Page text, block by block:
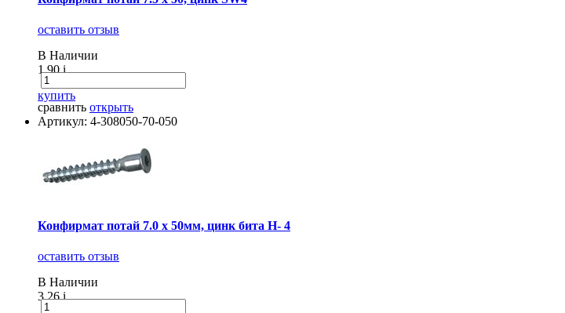
оставить отзыв
В Наличии
1.90i
купить
сравнить открыть
Артикул: 4-308050-70-050
Конфирмат потай 7.0 х 50мм, цинк бита Н- 4
оставить отзыв
В Наличии
3.26i